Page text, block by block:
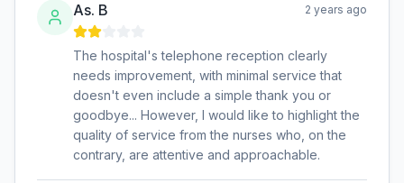
As. B 2 years ago
The hospital's telephone reception clearly
needs improvement, with minimal service that
doesn't even include a simple thank you or
goodbye... However, I would like to highlight the
quality of service from the nurses who, on the
contrary, are attentive and approachable.